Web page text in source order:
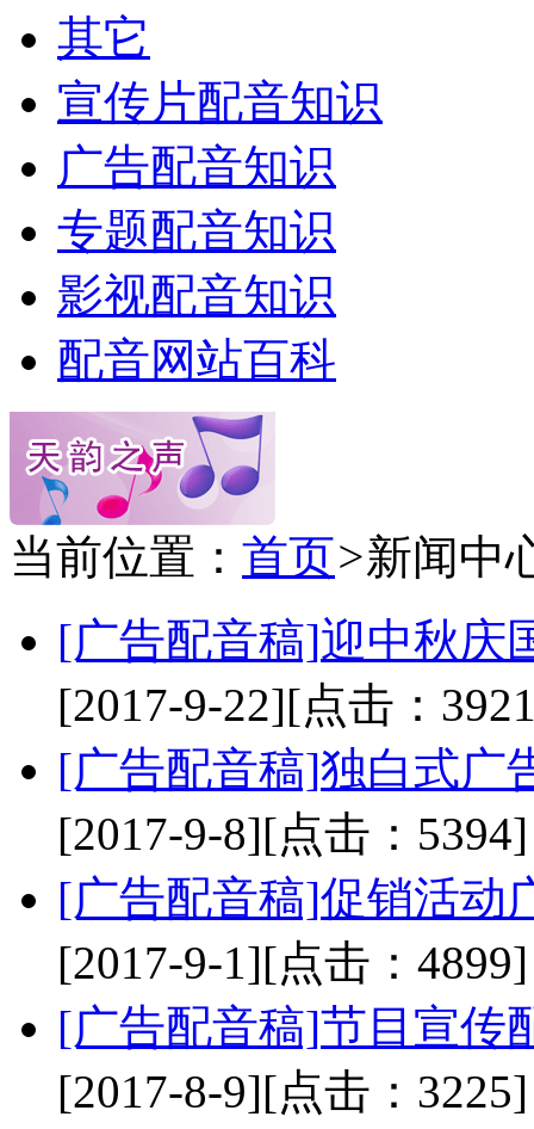
其它
宣传片配音知识
广告配音知识
专题配音知识
影视配音知识
配音网站百科
当前位置： 首页>新闻中
[广告配音稿]迎中秋庆
[2017-9-22][点击：
[广告配音稿]独白式广
[2017-9-8][点击：5394]
[广告配音稿]促销活动
[2017-9-1][点击：4899]
[广告配音稿]节目宣传
[2017-8-9][点击：3225]